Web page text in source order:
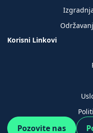
Korisni Linkovi
Pozovite nas